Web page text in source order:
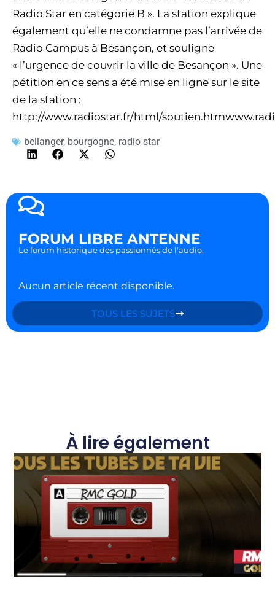
Radio Star en catégorie B ». La station explique
également qu’elle ne condamne pas l’arrivée de
Radio Campus à Besançon, et souligne
« l’urgence de couvrir la ville de Besançon ». Une
pétition en ce sens a été mise en ligne sur le site
de la station :
http://www.radiostar.fr/html/
bellanger, bourgogne, radio star
FORUM LIBRE ANTENNE
Le forum historique des passionnés de l'audio.
Aucun article récent disponible.
TOUS LES SUJETS
À lire également